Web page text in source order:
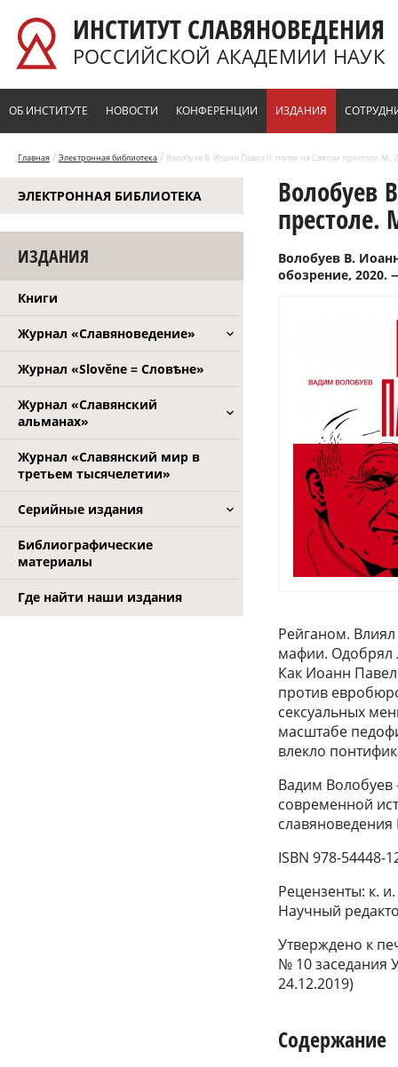
ИНСТИТУТ СЛАВЯНОВЕДЕНИЯ
РОССИЙСКОЙ АКАДЕМИИ НАУК
ОБ ИНСТИТУТЕ НОВОСТИ КОНФЕРЕНЦИИ ИЗДАНИЯ
Главная / Электронная библиотека / Волобуев В. Иоанн Павел II: поляк на Святом престоле. М.,
ЭЛЕКТРОННАЯ БИБЛИОТЕКА
ИЗДАНИЯ
Книги
Журнал «Славяноведение»
Журнал «Slověne = Словѣне»
Журнал «Славянский
альманах»
Журнал «Славянский мир в
третьем тысячелетии»
Серийные издания
Библиографические
материалы
Где найти наши издания
Волобуев
престоле.
Волобуев В.
обозрение, 2020.
Рейганом. Влиял
мафии. Одобрял
Как Иоанн
против
сексуальных
масштабе
влекло
Вадим Волобуев
современной
ISBN 978-54448-
Рецензенты: к.
Научный
Утверждено к
№ 10 заседания
24.12.2019)
Содержание